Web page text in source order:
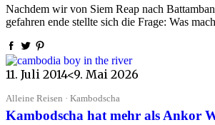
Nachdem wir von Siem Reap nach
gefahren ende stellte sich die Frage: Was
11. Juli 2014<9. Mai 2026
Alleine Reisen · Kambodscha
Kambodscha hat mehr als Ankor